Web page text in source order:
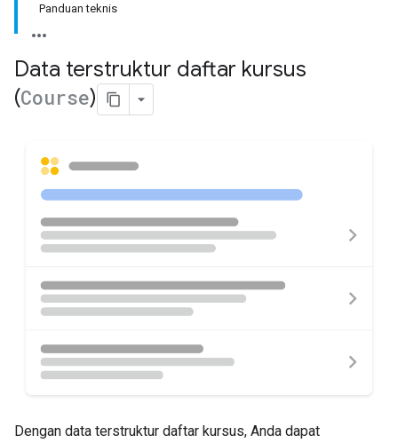
Panduan teknis
Data terstruktur daftar kursus
(Course)
Dengan data terstruktur daftar kursus, Anda dapat